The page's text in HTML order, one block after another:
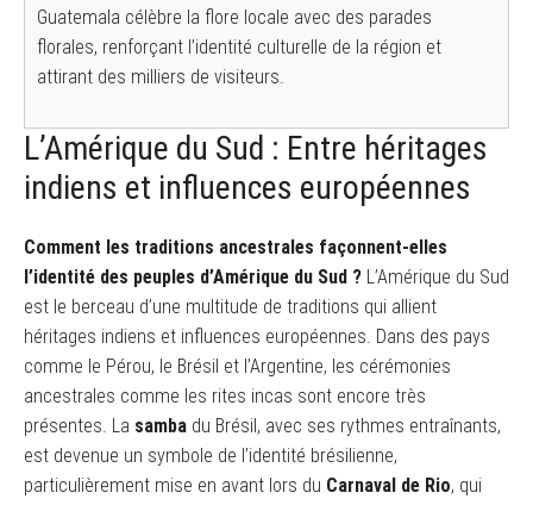
Guatemala célèbre la flore locale avec des parades
florales, renforçant l’identité culturelle de la région et
attirant des milliers de visiteurs.
L’Amérique du Sud : Entre héritages
indiens et influences européennes
Comment les traditions ancestrales façonnent-elles
l’identité des peuples d’Amérique du Sud ? L’Amérique du Sud
est le berceau d’une multitude de traditions qui allient
héritages indiens et influences européennes. Dans des pays
comme le Pérou, le Brésil et l’Argentine, les cérémonies
ancestrales comme les rites incas sont encore très
présentes. La samba du Brésil, avec ses rythmes entraînants,
est devenue un symbole de l’identité brésilienne,
particulièrement mise en avant lors du Carnaval de Rio, qui